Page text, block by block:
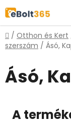
Ugrás
fő
tartalomhoz
Kezdőlap
/ Otthon és Kert
szerszám / Ásó,
Ásó,
A